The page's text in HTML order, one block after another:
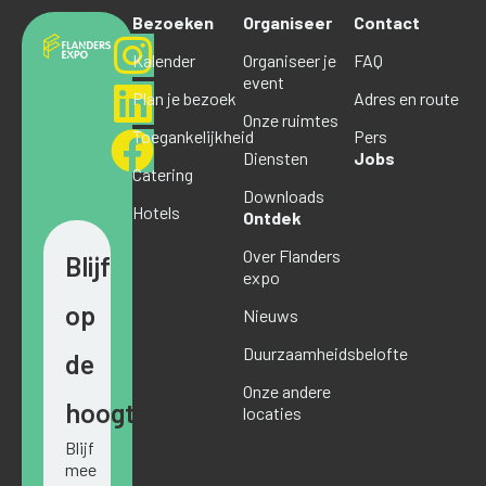
Blijf
op
de
hoogte
Blijf
mee
Bezoeken
Kalender
Plan je bezoek
Toegankelijkheid
Catering
Hotels
Organiseer
Organiseer je
event
Onze ruimtes
Diensten
Downloads
Ontdek
Over Flanders
expo
Nieuws
Duurzaamheidsbelofte
Onze andere
locaties
Contact
FAQ
Adres en route
Pers
Jobs